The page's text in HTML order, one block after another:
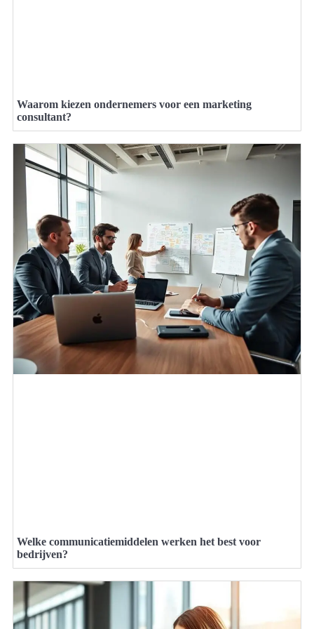
Waarom kiezen ondernemers voor een marketing
consultant?
Welke communicatiemiddelen werken het best voor
bedrijven?